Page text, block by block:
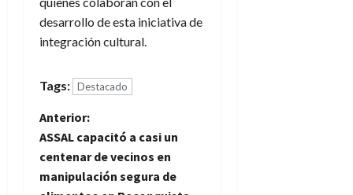
desarrollo de esta iniciativa de
integración cultural.
Tags: Destacado
N
a
Anterior:
ASSAL capacitó a casi un
centenar de vecinos en
manipulación segura de